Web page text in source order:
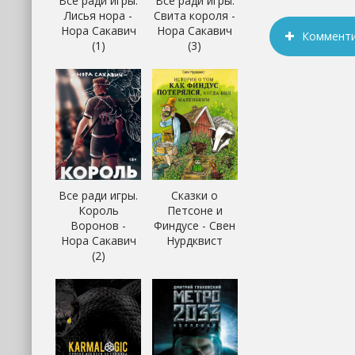
Лисья нора -
Нора Сакавич
(1)
Свита короля -
Нора Сакавич
(3)
Все ради игры.
Король
Воронов -
Нора Сакавич
(2)
Сказки о
Петсоне и
Финдусе - Свен
Нурдквист